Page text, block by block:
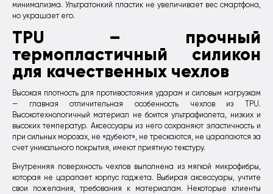
минимализма. Ультратонкий пластик не увеличивает вес смартфона,
но украшает его.
TPU – прочный
термопластичный силикон
для качественных чехлов
Высокая плотность для противостояния ударам и силовым нагрузкам
— главная отличительная особенность чехлов из TPU.
Высокотехнологичный материал не боится ультрафиолета, низких и
высоких температур. Аксессуары из него сохраняют эластичность и
при сильных морозах, не «дубеют», не трескаются, не царапаются за
счет уникального покрытия, имеют приятную текстуру.
Внутренняя поверхность чехлов выполнена из мягкой микрофибры,
которая не царапает корпус гаджета. Выбирая аксессуары, учтите
свои пожелания, требования к материалам. Некоторые клиенты